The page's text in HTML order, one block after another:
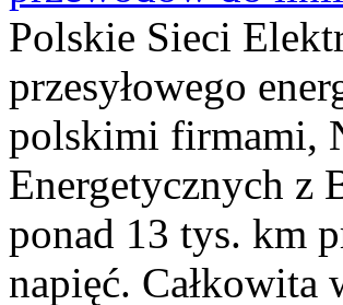
Polskie Sieci
przesyłowego
polskimi firmami,
Energetycznych z
ponad 13 tys. km
napięć. Całkowita